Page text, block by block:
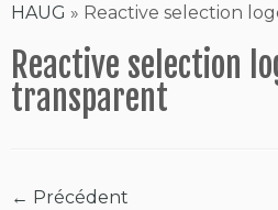
HAUG » Reactive selection
Reactive selection
transparent
← Précédent